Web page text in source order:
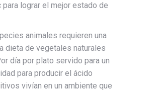
lograr el mejor estado de
animales requieren una
dieta de vegetales naturales
día por plato servido para un
para producir el ácido
vivían en un ambiente que